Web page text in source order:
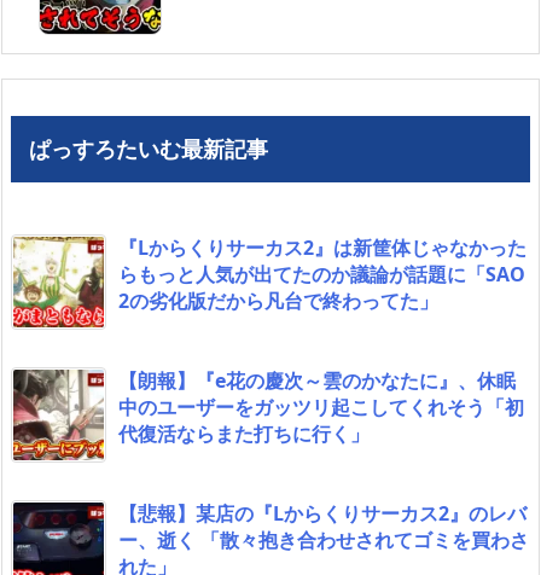
ぱっすろたいむ最新記事
『Lからくりサーカス2』は新筐体じゃなかった
らもっと人気が出てたのか議論が話題に「SAO
2の劣化版だから凡台で終わってた」
【朗報】『e花の慶次～雲のかなたに』、休眠
中のユーザーをガッツリ起こしてくれそう「初
代復活ならまた打ちに行く」
【悲報】某店の『Lからくりサーカス2』のレバ
ー、逝く 「散々抱き合わせされてゴミを買わさ
れた」